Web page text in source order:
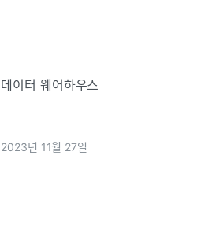
데이터 웨어하우스
2023년 11월 27일